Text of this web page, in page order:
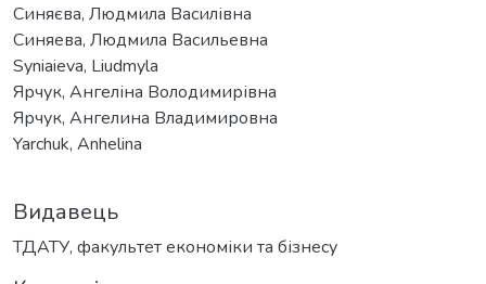
Синяєва, Людмила Василівна
Синяева, Людмила Васильевна
Syniaieva, Liudmyla
Ярчук, Ангеліна Володимирівна
Ярчук, Ангелина Владимировна
Yarchuk, Anhelina
Видавець
ТДАТУ, факультет економіки та бізнесу